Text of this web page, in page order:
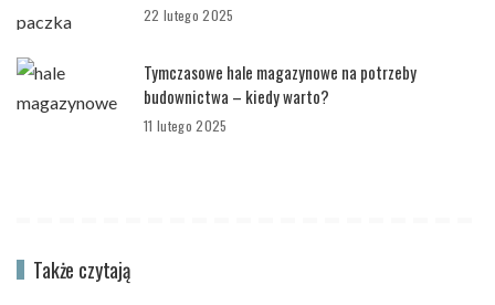
22 lutego 2025
Tymczasowe hale magazynowe na potrzeby
budownictwa – kiedy warto?
11 lutego 2025
Także czytają